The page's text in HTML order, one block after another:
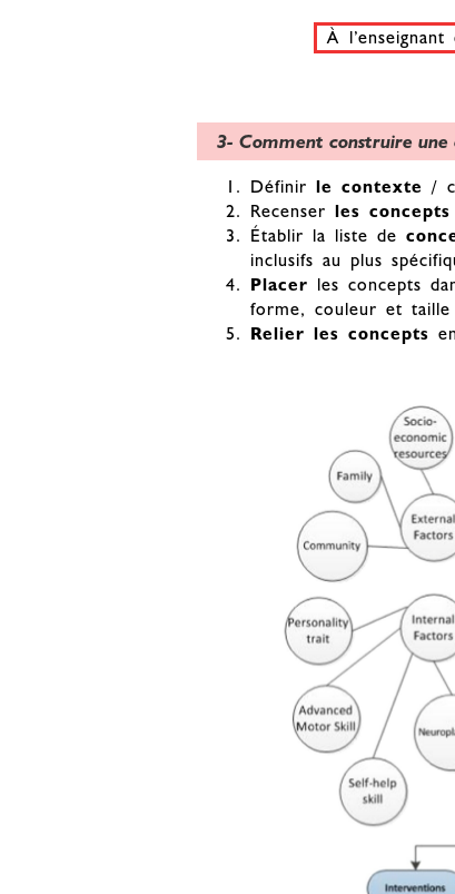
À l’enseignant
3- Comment construire une
Définir le contexte /
Recenser les
Établir la liste de
inclusifs au plus
Placer les concepts
forme, couleur et taille
Relier les concepts